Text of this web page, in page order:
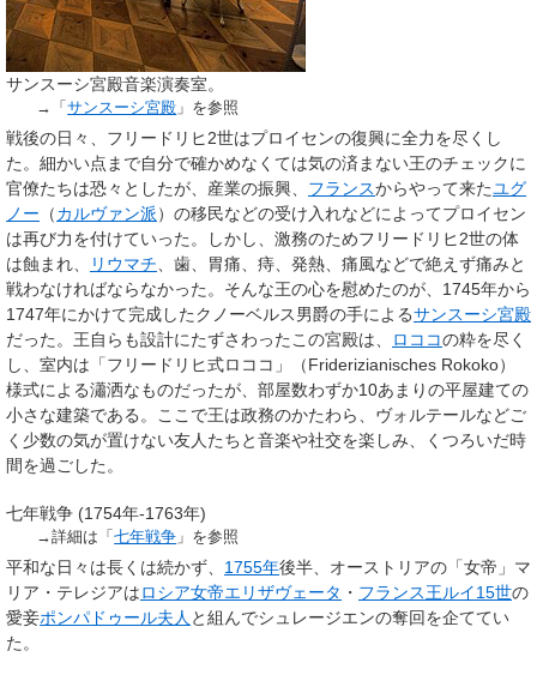
サンスーシ宮殿音楽演奏室。
→「サンスーシ宮殿 」を参照
戦後の日々、フリードリヒ2世はプロイセンの復興に全力を尽くし
た。細かい点まで自分で確かめなくては気の済まない王のチェックに
官僚たちは恐々としたが、産業の振興、 フランスからやって来たユグ
ノー （カルヴァン派）の移民などの受け入れなどによってプロイセン
は再び力を付けていった。しかし、激務のためフリードリヒ2世の体
は蝕まれ、
リウマチ 、歯、胃痛、痔、発熱、痛風などで絶えず痛みと
戦わなければならなかった。そんな王の心を慰めたのが、1745年から
1747年にかけて完成したクノーベルス男爵の手によるサンスーシ宮殿
だった。王自らも設計にたずさわったこの宮殿は、
ロココの粋を尽く
し、室内は「フリードリヒ式ロココ」（Friderizianisches Rokoko）
様式による瀟洒なものだったが、部屋数わずか10あまりの平屋建ての
小さな建築である。ここで王は政務のかたわら、ヴォルテールなどご
く少数の気が置けない友人たちと音楽や社交を楽しみ、くつろいだ時
間を過ごした。
七年戦争 (1754年-1763年)
→詳細は「七年戦争 」を参照
平和な日々は長くは続かず、 1755年後半、オーストリアの「女帝」マ
リア・テレジアはロシア女帝エリザヴェータ ・ フランス王ルイ15世の
愛妾ポンパドゥール夫人 と組んでシュレージエンの奪回を企ててい
た。